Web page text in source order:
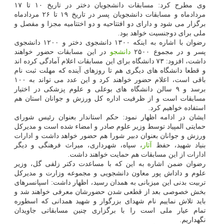
وی مطرح کرد: مسابقات دانشجویان دختر در تاریخ ۱۰ تا ۱۷
مردادماه و مسابقات دانشجویان پسر در تاریخ ۱۹ تا ۲۶ مردادماه
برگزار می شود و دارای دو افتتاحیه و دو اختتامیه مجزا و مفصل و
ملی برای دوجنسیت خواهد بود.
رضوان با اشاره به اینکه ۱۳۰۰ دانشجوی دختر و ۱۲۰۰ دانشجوی
پسر و در مجموع ۲۵۰۰
دانشجو در این مسابقات حضور خواهند
داشت، افزود: ۷۳ دانشگاه برای این مسابقات اعلام آمادگی کرده اند
و قطعا دانشگاه های دیگری هم تا روزهای آینده که مهلت ثبت نام
باقی است، اعلام حضور خواهند کرد و این عدد می تواند به ۱۰۰
برسد و ۹ سالن دانشگاه های بوعلی و علوم پزشکی در اختیار
مسابقات است و از ظرفیت اداره کل ورزش و جوانان استان هم
استفاده خواهیم کرد.
ایشان در ادامه اظهار نمود: حکم استاندار بعنوان رئیس شورای
حمایتی المپیاد توسط وزیر علوم صادر و امضاء شده است و مدیرکل
ورزش و جوانان بعنوان دبیر شورا هم حضور خواهد داشت و ادارات
بنیاد شهید، حفظ آثار ، سپاه، شهرداری، میراث فرهنگی و دیگر
ادارات از این مسابقات هم حمایت خواهند داشت.
رضوان ضمن اشاره به این که با مساعدت دکتر زلفی گل، وزیر
علوم و داداش پور معاون دانشجویی و مجموعه وزارت و مدیرکل
تربیت بدنی این میزبانی به همدان رسید، اظهار داشت: اسپانسرهای
بخش خصوصی بعد از قطعی شدن حضورشان معرفی خواهند شد و
باید تلاش نماییم نام شهدای بزرگوار و شهید همدانی که اسطوره
تمام عیار ملی است را با برگزاری چنین مسابقاتی جاویدان
نگهداریم.